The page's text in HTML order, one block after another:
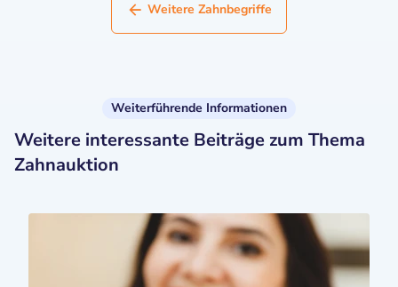
Weitere Zahnbegriffe
Weiterführende Informationen
Weitere interessante Beiträge zum Thema
Zahnauktion